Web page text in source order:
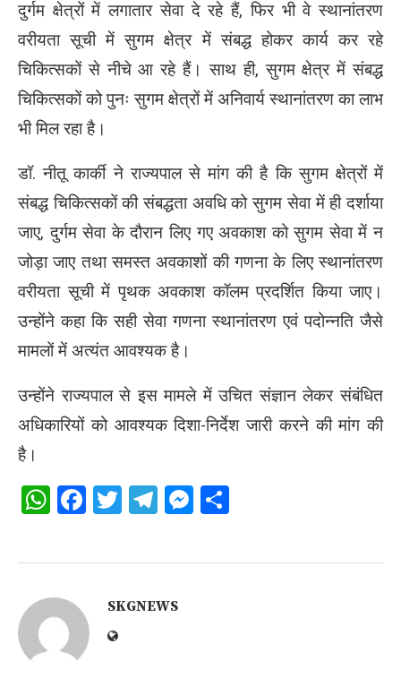
दुर्गम क्षेत्रों में लगातार सेवा दे रहे हैं, फिर भी वे स्थानांतरण
वरीयता सूची में सुगम क्षेत्र में संबद्ध होकर कार्य कर रहे
चिकित्सकों से नीचे आ रहे हैं। साथ ही, सुगम क्षेत्र में संबद्ध
चिकित्सकों को पुनः सुगम क्षेत्रों में अनिवार्य स्थानांतरण का लाभ
भी मिल रहा है।
डॉ. नीतू कार्की ने राज्यपाल से मांग की है कि सुगम क्षेत्रों में
संबद्ध चिकित्सकों की संबद्धता अवधि को सुगम सेवा में ही दर्शाया
जाए, दुर्गम सेवा के दौरान लिए गए अवकाश को सुगम सेवा में न
जोड़ा जाए तथा समस्त अवकाशों की गणना के लिए स्थानांतरण
वरीयता सूची में पृथक अवकाश कॉलम प्रदर्शित किया जाए।
उन्होंने कहा कि सही सेवा गणना स्थानांतरण एवं पदोन्नति जैसे
मामलों में अत्यंत आवश्यक है।
उन्होंने राज्यपाल से इस मामले में उचित संज्ञान लेकर संबंधित
अधिकारियों को आवश्यक दिशा-निर्देश जारी करने की मांग की
है।
WhatsApp
Facebook
Twitter
Telegram
Messenger
SKGNEWS